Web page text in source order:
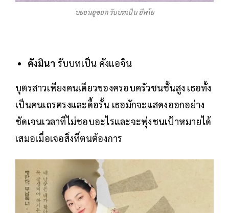
บยอนอูซอก รับบทเป็น อีพโย
คังมินา รับบทเป็น คังแอจิน
บุตรสาวเพียงคนเดียวของครอบครัวชนชั้นสูง เธอทั้ง
เป็นคนเถรตรงและดื้อรั้น เธอมักจะแสดงออกอย่าง
ชัดเจนเวลาที่ไม่ชอบอะไรและจะพุ่งชนเป้าหมายได้
เสมอเมื่อเจอสิ่งที่ตนต้องการ